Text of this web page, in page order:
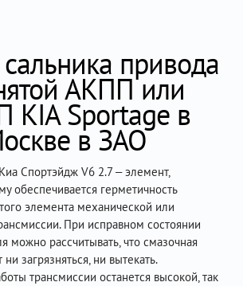
привода
АКПП или
Sportage в
в ЗАО
Спортэйдж V6 2.7 – элемент,
обеспечивается герметичность
элемента механической или
При исправном состоянии
можно рассчитывать, что смазочная
загрязняться, ни вытекать.
трансмиссии останется высокой, так